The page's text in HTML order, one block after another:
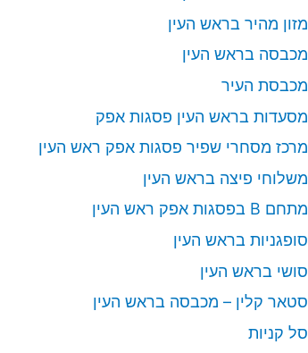
מזון מהיר בראש העין
מכבסה בראש העין
מכבסת העיר
מסעדות בראש העין פסגות אפק
מרכז מסחרי שפיר פסגות אפק ראש העין
משלוחי פיצה בראש העין
מתחם B בפסגות אפק ראש העין
סופגניות בראש העין
סושי בראש העין
סטאר קלין – מכבסה בראש העין
סל קניות